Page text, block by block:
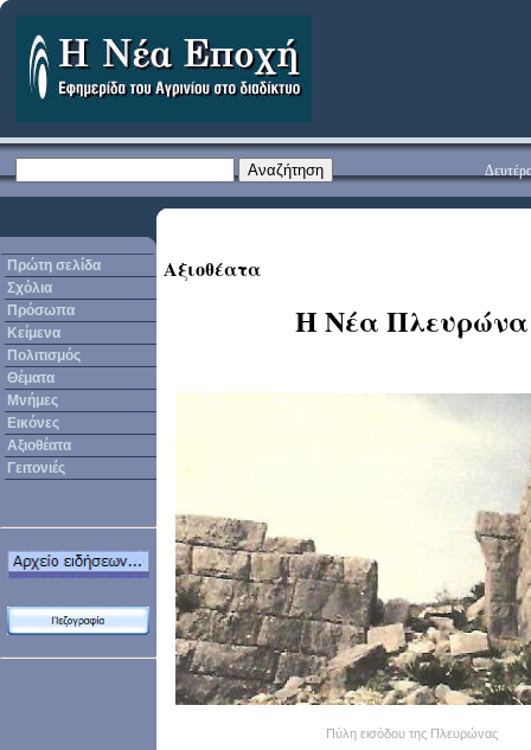
Πρώτη σελίδα
Σχόλια
Πρόσωπα
Κείμενα
Πολιτισμός
Θέματα
Μνήμες
Εικόνες
Αξιοθέατα
Γειτονιές
Αξιοθέατα
Η Νέα Πλευρώνα
Πύλη εισόδου της Πλευρώνας